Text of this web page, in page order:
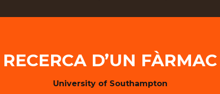
RECERCA D’UN FÀRMAC
University of Southampton